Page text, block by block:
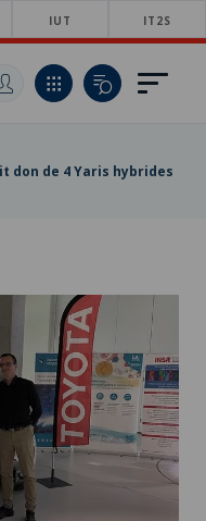
IUT IT2S
don de 4 Yaris hybrides